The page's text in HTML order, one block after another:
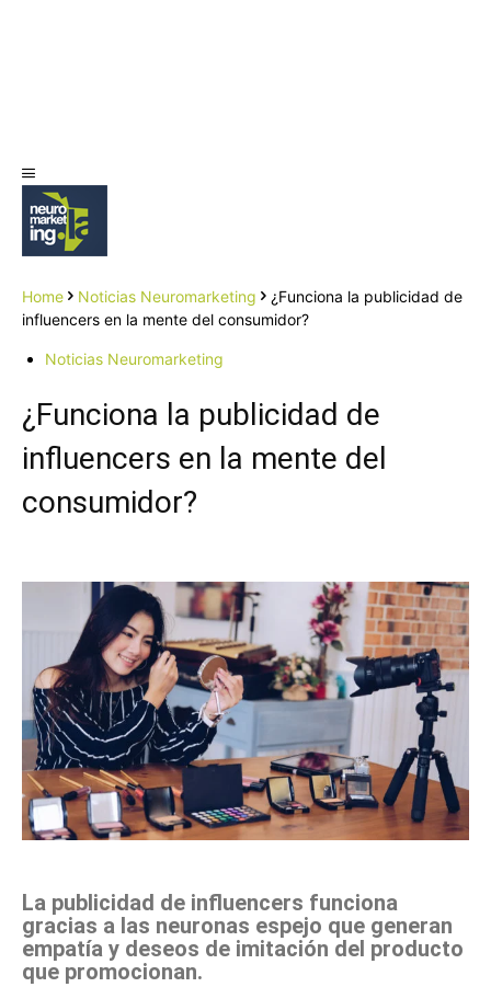
Home Noticias Neuromarketing
¿Funciona la publicidad de
influencers en la mente del consumidor?
Noticias Neuromarketing
¿Funciona la publicidad de
influencers en la mente del
consumidor?
La publicidad de influencers funciona
gracias a las neuronas espejo que generan
empatía y deseos de imitación del producto
que promocionan.